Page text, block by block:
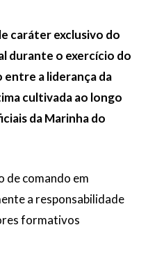
caráter exclusivo do
durante o exercício do
a liderança da
cultivada ao longo
da Marinha do
de comando em
a responsabilidade
formativos